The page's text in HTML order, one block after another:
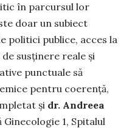
în parcursul lor
doar un subiect
politici publice, acces la
susținere reale și
punctuale să
pentru coerență,
și dr. Andreea
1, Spitalul